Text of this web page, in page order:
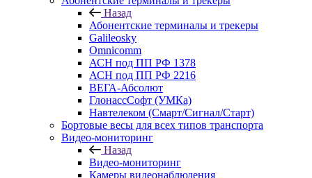
Назад
Абонентские терминалы и трекеры
Galileosky
Omnicomm
АСН под ПП РФ 1378
АСН под ПП РФ 2216
ВЕГА-Абсолют
ГлонассСофт (УМКа)
Навтелеком (Смарт/Сигнал/Старт)
Бортовые весы для всех типов транспорта
Видео-мониторинг
Назад
Видео-мониторинг
Камеры видеонаблюдения